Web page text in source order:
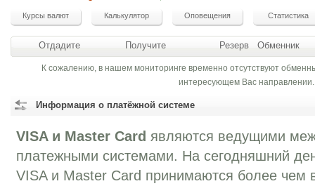
Отдадите Получите Резерв Обменник
К сожалению, в нашем мониторинге временно отсутствуют
интересующем Вас направлении.
Информация о платёжной системе
VISA и Master Card являются ведущими
платежными системами. На сегодняшний
VISA и Master Card принимаются более чем